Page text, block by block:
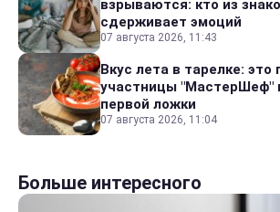
взрываются: кто из
сдерживает эмоций
07 августа 2026, 11:43
Вкус лета в тарелке: это
участницы "МастерШеф"
первой ложки
07 августа 2026, 11:04
Больше интересного